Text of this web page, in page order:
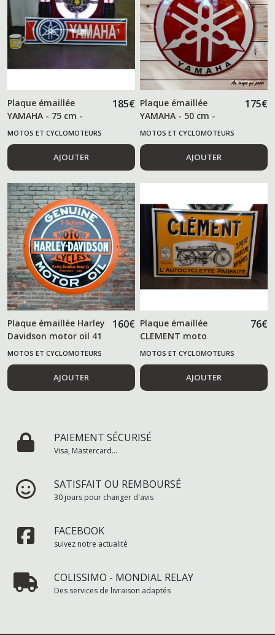
Plaque émaillée
YAMAHA - 75 cm -
185€
MOTOS ET CYCLOMOTEURS
AJOUTER
Plaque émaillée
YAMAHA - 50 cm -
175€
MOTOS ET CYCLOMOTEURS
AJOUTER
Plaque émaillée Harley
Davidson motor oil 41
cm
160€
MOTOS ET CYCLOMOTEURS
AJOUTER
Plaque émaillée
CLEMENT moto
76€
MOTOS ET CYCLOMOTEURS
AJOUTER
PAIEMENT SÉCURISÉ
Visa, Mastercard...
SATISFAIT OU REMBOURSÉ
30 jours pour changer d'avis
FACEBOOK
suivez notre actualité
COLISSIMO - MONDIAL RELAY
Des services de livraison adaptés